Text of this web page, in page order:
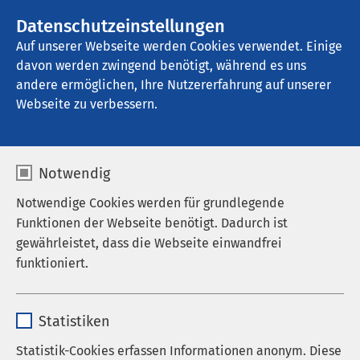
Datenschutzeinstellungen
Auf unserer Webseite werden Cookies verwendet. Einige
davon werden zwingend benötigt, während es uns
andere ermöglichen, Ihre Nutzererfahrung auf unserer
Webseite zu verbessern.
Notwendig
Notwendige Cookies werden für grundlegende
Funktionen der Webseite benötigt. Dadurch ist
gewährleistet, dass die Webseite einwandfrei
funktioniert.
Anbieter sgalinski
Statistiken
Statistik-Cookies erfassen Informationen anonym. Diese
AMEOS Klinikum Halberstadt